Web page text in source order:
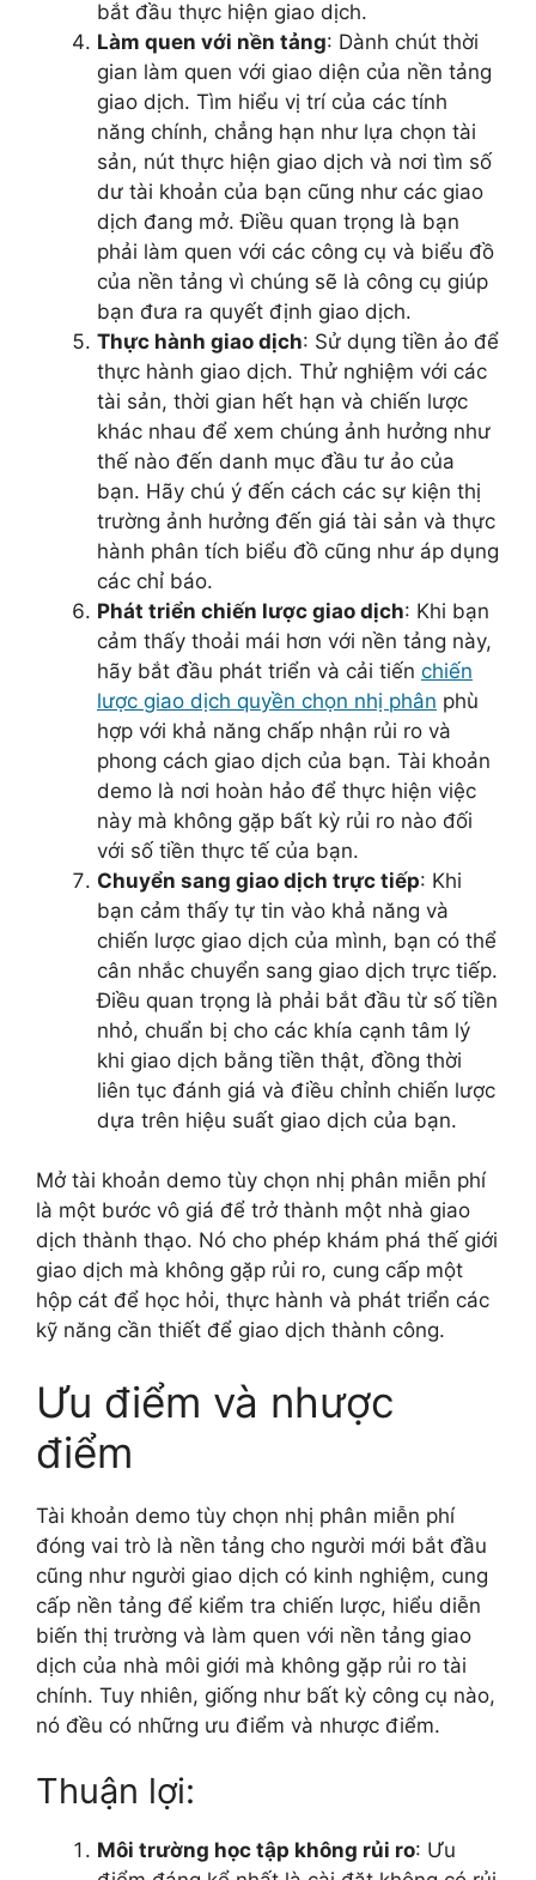
bắt đầu thực hiện giao dịch.
Làm quen với nền tảng: Dành chút thời
gian làm quen với giao diện của nền tảng
giao dịch. Tìm hiểu vị trí của các tính
năng chính, chẳng hạn như lựa chọn tài
sản, nút thực hiện giao dịch và nơi tìm số
dư tài khoản của bạn cũng như các giao
dịch đang mở. Điều quan trọng là bạn
phải làm quen với các công cụ và biểu đồ
của nền tảng vì chúng sẽ là công cụ giúp
bạn đưa ra quyết định giao dịch.
Thực hành giao dịch: Sử dụng tiền ảo để
thực hành giao dịch. Thử nghiệm với các
tài sản, thời gian hết hạn và chiến lược
khác nhau để xem chúng ảnh hưởng như
thế nào đến danh mục đầu tư ảo của
bạn. Hãy chú ý đến cách các sự kiện thị
trường ảnh hưởng đến giá tài sản và thực
hành phân tích biểu đồ cũng như áp dụng
các chỉ báo.
Phát triển chiến lược giao dịch: Khi bạn
cảm thấy thoải mái hơn với nền tảng này,
hãy bắt đầu phát triển và cải tiến chiến
lược giao dịch quyền chọn nhị phân phù
hợp với khả năng chấp nhận rủi ro và
phong cách giao dịch của bạn. Tài khoản
demo là nơi hoàn hảo để thực hiện việc
này mà không gặp bất kỳ rủi ro nào đối
với số tiền thực tế của bạn.
Chuyển sang giao dịch trực tiếp: Khi
bạn cảm thấy tự tin vào khả năng và
chiến lược giao dịch của mình, bạn có thể
cân nhắc chuyển sang giao dịch trực tiếp.
Điều quan trọng là phải bắt đầu từ số tiền
nhỏ, chuẩn bị cho các khía cạnh tâm lý
khi giao dịch bằng tiền thật, đồng thời
liên tục đánh giá và điều chỉnh chiến lược
dựa trên hiệu suất giao dịch của bạn.
Mở tài khoản demo tùy chọn nhị phân miễn phí
là một bước vô giá để trở thành một nhà giao
dịch thành thạo. Nó cho phép khám phá thế giới
giao dịch mà không gặp rủi ro, cung cấp một
hộp cát để học hỏi, thực hành và phát triển các
kỹ năng cần thiết để giao dịch thành công.
Ưu điểm và nhược
điểm
Tài khoản demo tùy chọn nhị phân miễn phí
đóng vai trò là nền tảng cho người mới bắt đầu
cũng như người giao dịch có kinh nghiệm, cung
cấp nền tảng để kiểm tra chiến lược, hiểu diễn
biến thị trường và làm quen với nền tảng giao
dịch của nhà môi giới mà không gặp rủi ro tài
chính. Tuy nhiên, giống như bất kỳ công cụ nào,
nó đều có những ưu điểm và nhược điểm.
Thuận lợi:
Môi trường học tập không rủi ro: Ưu